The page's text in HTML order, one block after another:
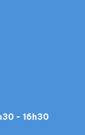
- 16h30